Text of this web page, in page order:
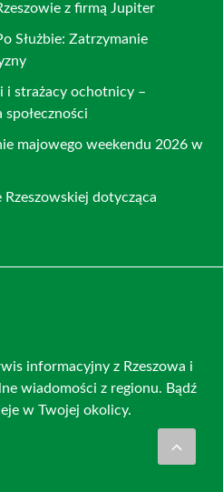
z firmą Jupiter
Służbie: Zatrzymanie
i strażacy ochotnicy –
społeczności
majowego weekendu 2026 w
dotycząca
informacyjny z Rzeszowa i
wiadomości z regionu. Bądź
w Twojej okolicy.